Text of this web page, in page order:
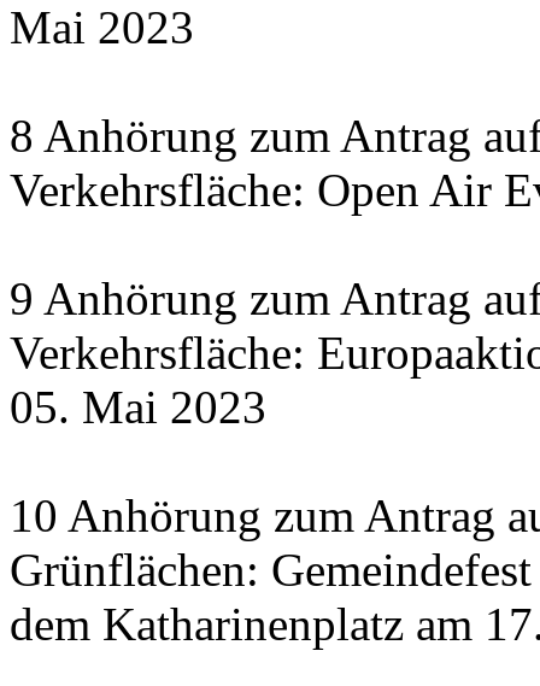
Mai 2023
8 Anhörung zum Antrag
Verkehrsfläche: Open Air
9 Anhörung zum Antrag
Verkehrsfläche:
05. Mai 2023
10 Anhörung zum Antrag
Grünflächen:
dem Katharinenplatz am